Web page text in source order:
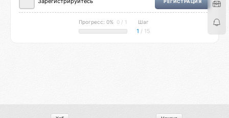
Прогресс: 0% 0 / 1 Шаг
1 / 15